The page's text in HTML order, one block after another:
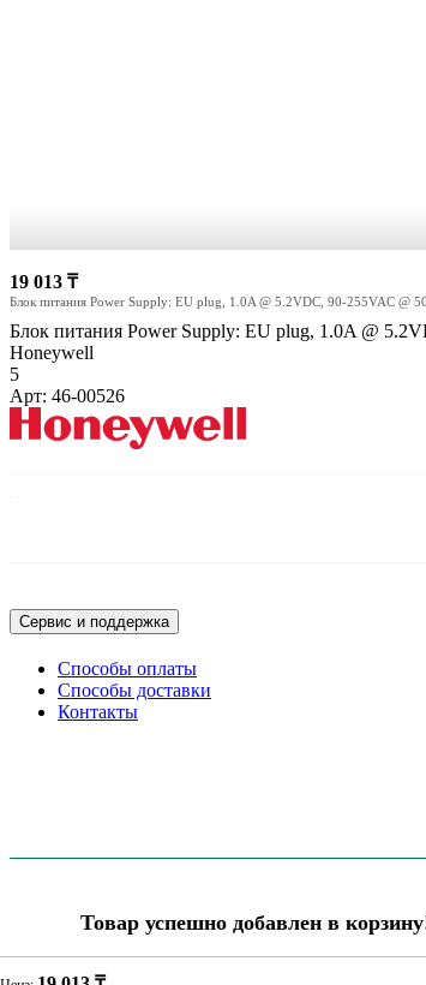
19 013 ₸
Блок питания Power Supply: EU plug, 1.0A @ 5.2VDC, 90-255VAC @
Блок питания Power Supply: EU plug, 1.0A @
Honeywell
5
Арт: 46-00526
Power Supply: Type C plug (EU), 1.0A @ 5.2VDC, 90-
Сервис и поддержка
Способы оплаты
Способы доставки
Контакты
Товар успешно добавлен в
ПРОДОЛЖИТЬ ПОКУПКИ